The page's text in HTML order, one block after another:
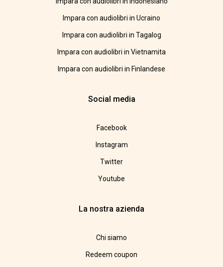
Impara con audiolibri in Ucraino
Impara con audiolibri in Tagalog
Impara con audiolibri in Vietnamita
Impara con audiolibri in Finlandese
Social media
Facebook
Instagram
Twitter
Youtube
La nostra azienda
Chi siamo
Redeem coupon